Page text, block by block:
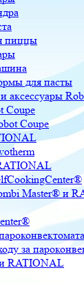
пиццы
для пасты
аксессуары
Coupe
Coupe
Master® и
за
RATIONAL